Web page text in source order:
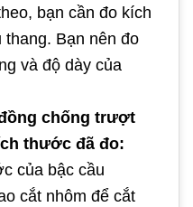
bạn cần đo kích
Bạn nên đo
và độ dày của
chống trượt
thước đã đo:
của bậc cầu
cắt nhôm để cắt